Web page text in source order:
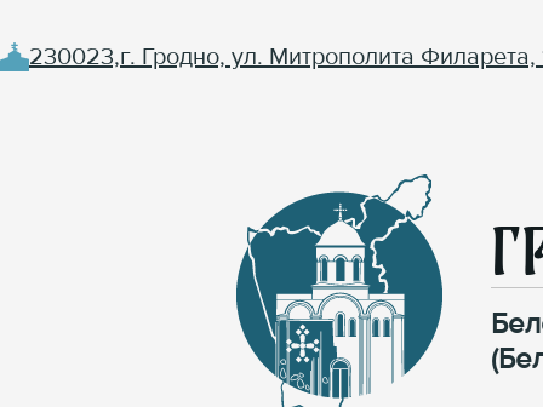
230023,г. Гродно, ул. Митрополита Филарета,